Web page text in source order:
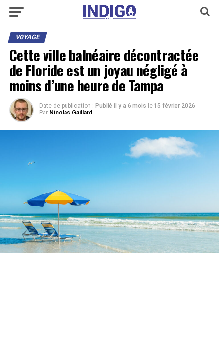
VOYAGE
Cette ville balnéaire décontractée
de Floride est un joyau négligé à
moins d’une heure de Tampa
Date de publication : Publié il y a 6 mois le 15 février 2026
Par Nicolas Gaillard